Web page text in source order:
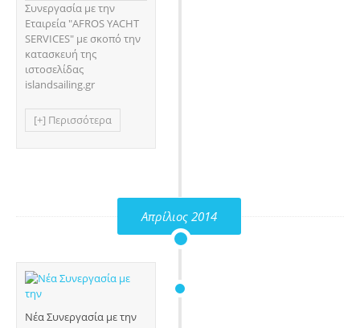
Συνεργασία με την
Εταιρεία "AFROS YACHT
SERVICES" με σκοπό την
κατασκευή της
ιστοσελίδας
islandsailing.gr
[+] Περισσότερα
Απρίλιος 2014
Νέα Συνεργασία με την